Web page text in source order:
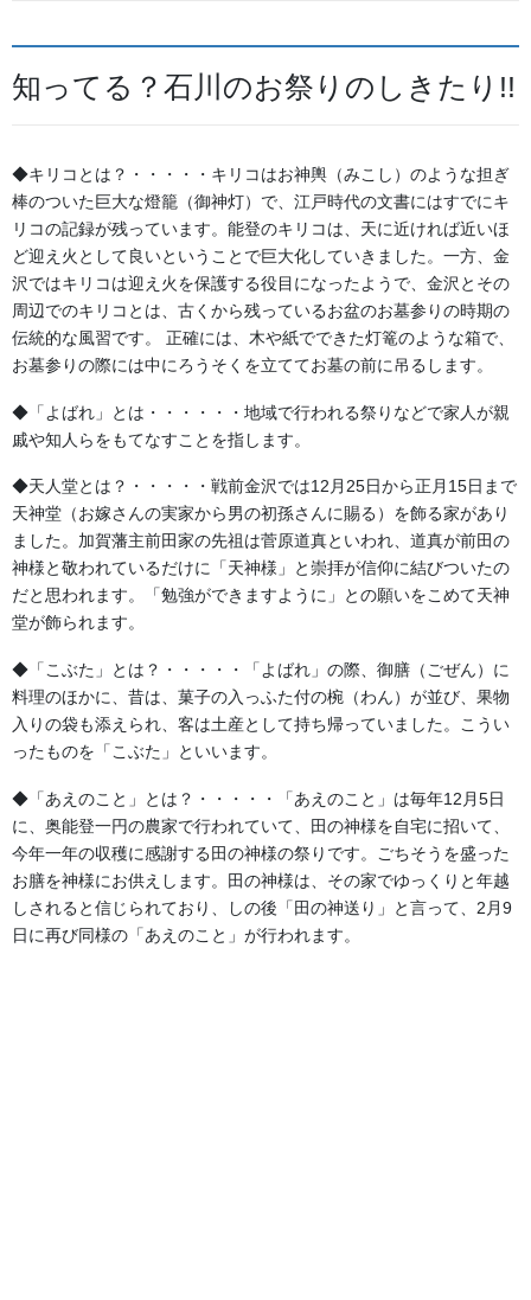
写真の通り、糸が隙間なく均一に並ぶことで、まるでシルクのよ
うになめらかで、気品のある上品な輝きが生まれます。
文字のキリッとした輪郭が強調され、スマートで粋な印象に仕上
がるため、伝統的な中にも「すっきりと洗練された美しさ」を求
められる町内会・保存会様に大変人気のある本格仕様です。
価格：10枚以上 28,000円～/枚
納期：45日～
知ってる？石川のお祭りのしきたり!!
◆キリコとは？・・・・・キリコはお神輿（みこし）のような担ぎ
棒のついた巨大な燈籠（御神灯）で、江戸時代の文書にはすでにキ
リコの記録が残っています。能登のキリコは、天に近ければ近いほ
ど迎え火として良いということで巨大化していきました。一方、金
沢ではキリコは迎え火を保護する役目になったようで、金沢とその
周辺でのキリコとは、古くから残っているお盆のお墓参りの時期の
伝統的な風習です。 正確には、木や紙でできた灯篭のような箱で、
お墓参りの際には中にろうそくを立ててお墓の前に吊るします。
◆「よばれ」とは・・・・・・地域で行われる祭りなどで家人が親
戚や知人らをもてなすことを指します。
◆天人堂とは？・・・・・戦前金沢では12月25日から正月15日まで
天神堂（お嫁さんの実家から男の初孫さんに賜る）を飾る家があり
ました。加賀藩主前田家の先祖は菅原道真といわれ、道真が前田の
神様と敬われているだけに「天神様」と崇拝が信仰に結びついたの
だと思われます。「勉強ができますように」との願いをこめて天神
堂が飾られます。
◆「こぶた」とは？・・・・・「よばれ」の際、御膳（ごぜん）に
料理のほかに、昔は、菓子の入っふた付の椀（わん）が並び、果物
入りの袋も添えられ、客は土産として持ち帰っていました。こうい
ったものを「こぶた」といいます。
◆「あえのこと」とは？・・・・・「あえのこと」は毎年12月5日
に、奥能登一円の農家で行われていて、田の神様を自宅に招いて、
今年一年の収穫に感謝する田の神様の祭りです。ごちそうを盛った
お膳を神様にお供えします。田の神様は、その家でゆっくりと年越
しされると信じられており、しの後「田の神送り」と言って、2月9
日に再び同様の「あえのこと」が行われます。